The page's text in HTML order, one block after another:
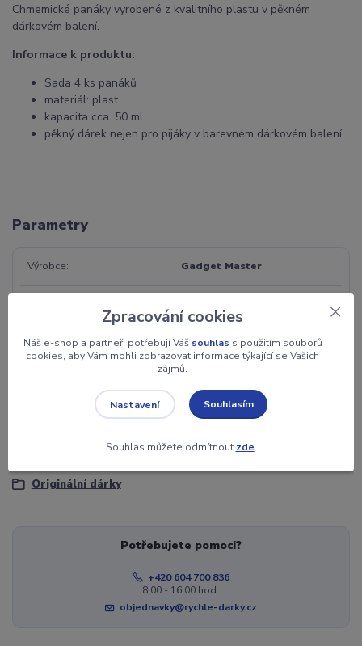
Chmemické panáky vyrobené z kvalitního plastu v pěkném
dárkovém balení.
Informace k produktu:
Sada 4 ks panáků
materiál: plast
kapacita cca. 50 ml
pěkný dárek nejen pro pijáky v barevném dárkovém balení
Parametry
Výrobce Gadget Master
Jednotka sada
Originální dárky
Potřebujete pomoci?
+420 604 700 836
8:00 - 16:00 hod.
objednavky@rychle-darky.cz
Zpracování cookies
Náš e-shop a partneři potřebují Váš souhlas s použitím souborů
cookies, aby Vám mohli zobrazovat informace týkající se Vašich
zájmů.
Nastavení Souhlasím
Souhlas můžete odmítnout zde.